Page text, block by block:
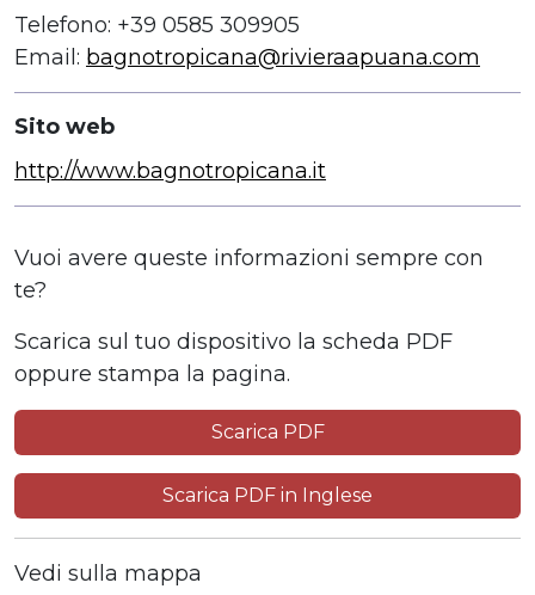
Telefono: +39 0585 309905
Email: bagnotropicana@rivieraapuana.com
Sito web
http://www.bagnotropicana.it
Vuoi avere queste informazioni sempre con
te?
Scarica sul tuo dispositivo la scheda PDF
oppure stampa la pagina.
Scarica PDF
Scarica PDF in Inglese
Vedi sulla mappa